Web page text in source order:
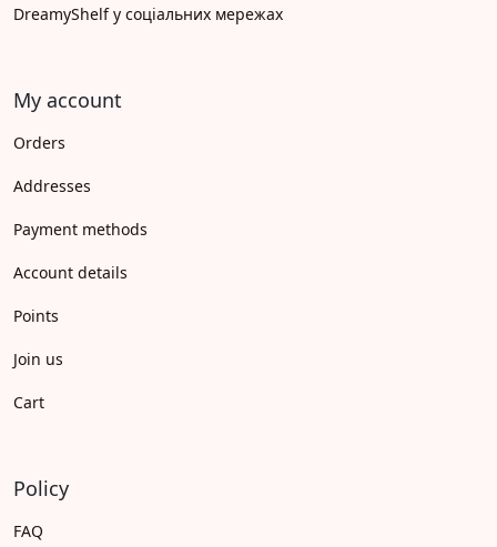
DreamyShelf у соціальних мережах
My account
Orders
Addresses
Payment methods
Account details
Points
Join us
Cart
Policy
FAQ